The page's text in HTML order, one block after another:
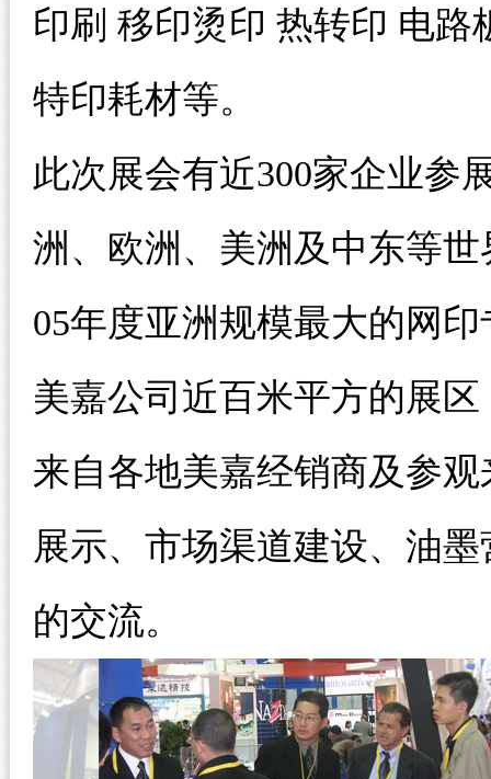
印刷 移印烫印 热转印 电
特印耗材等。
此次展会有近300家企业参
洲、欧洲、美洲及中东等
05年度亚洲规模最大的网
美嘉公司近百米平方的展
来自各地美嘉经销商及参
展示、市场渠道建设、油
的交流。